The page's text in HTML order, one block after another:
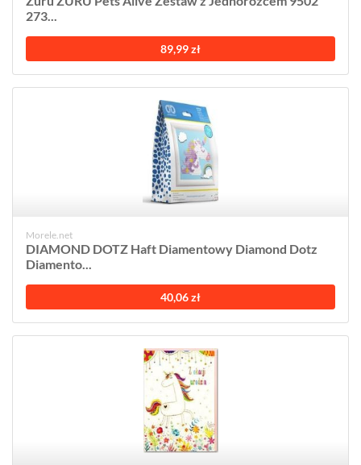
273...
89,99 zł
Morele.net
DIAMOND DOTZ Haft Diamentowy Diamond Dotz
Diamento...
40,06 zł